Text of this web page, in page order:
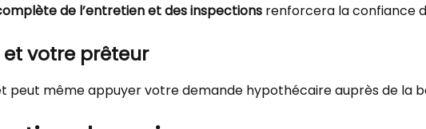
de l’entretien et des inspections renforcera la confiance
votre prêteur
même appuyer votre demande hypothécaire auprès de la